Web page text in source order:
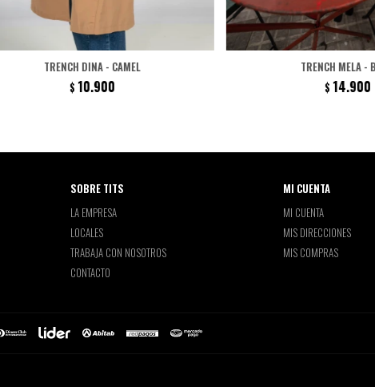
TRENCH DINA - CAMEL
$ 10.900
TRENCH MELA -
$ 14.900
SOBRE TITS
LA EMPRESA
LOCALES
TRABAJA CON NOSOTROS
CONTACTO
MI CUENTA
MI CUENTA
MIS DIRECCIONES
MIS COMPRAS